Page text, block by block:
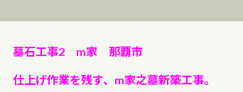
墓石工事2 m家 那覇市
仕上げ作業を残す、m家之墓新築工事。